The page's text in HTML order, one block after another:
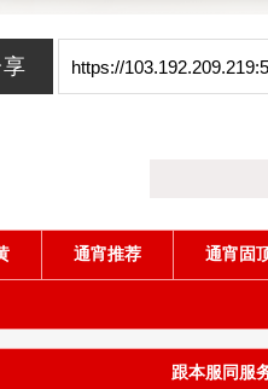
通宵推荐 通宵固
跟本服同服